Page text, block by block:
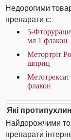
Недорогими
препарати є:
5-
мл 1 флакон
Метортріт
шприц
флакон
Які
Найдорожчими
препарати